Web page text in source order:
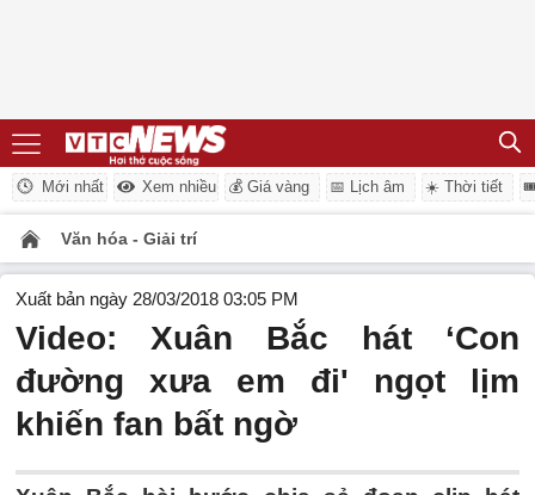
Mới nhất Xem nhiều 💰 Giá vàng 📅 Lịch âm ☀️ Thời tiết
Văn hóa - Giải trí
Xuất bản ngày 28/03/2018 03:05 PM
Video: Xuân Bắc hát ‘Con
đường xưa em đi' ngọt lịm
khiến fan bất ngờ